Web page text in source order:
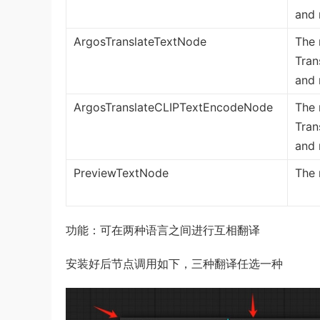
and
ArgosTranslateTextNode
The
and
ArgosTranslateCLIPTextEncodeNode
The
and
PreviewTextNode
The
功能：可在两种语言之间进行互相翻译
安装好后节点调用如下，三种翻译任选一种